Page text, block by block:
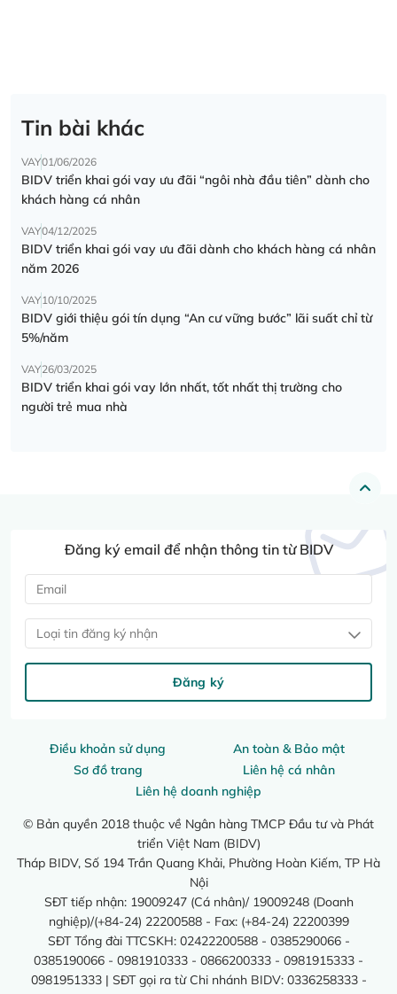
Tin bài khác
VAY01/06/2026
BIDV triển khai gói vay ưu đãi “ngôi nhà đầu tiên” dành cho
khách hàng cá nhân
VAY04/12/2025
BIDV triển khai gói vay ưu đãi dành cho khách hàng cá nhân
năm 2026
VAY10/10/2025
BIDV giới thiệu gói tín dụng “An cư vững bước” lãi suất chỉ từ
5%/năm
VAY26/03/2025
BIDV triển khai gói vay lớn nhất, tốt nhất thị trường cho
người trẻ mua nhà
Điều khoản sử dụng
An toàn & Bảo mật
Sơ đồ trang
Liên hệ cá nhân
Liên hệ doanh nghiệp
© Bản quyền 2018 thuộc về Ngân hàng TMCP Đầu tư và Phát
triển Việt Nam (BIDV)
Tháp BIDV, Số 194 Trần Quang Khải, Phường Hoàn Kiếm, TP Hà
Nội
SĐT tiếp nhận: 19009247 (Cá nhân)/ 19009248 (Doanh
nghiệp)/(+84-24) 22200588 - Fax: (+84-24) 22200399
SĐT Tổng đài TTCSKH: 02422200588 - 0385290066 -
0385190066 - 0981910333 - 0866200333 - 0981915333 -
0981951333 | SĐT gọi ra từ Chi nhánh BIDV: 0336258333 -
Đăng ký email để nhận thông tin từ BIDV
Loại tin đăng ký nhận
Đăng ký